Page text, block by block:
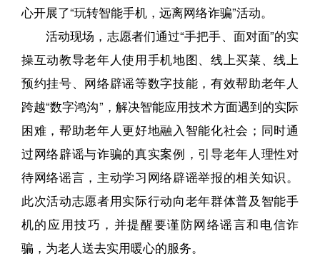
心开展了“玩转智能手机，远离网络诈骗”活动。
活动现场，志愿者们通过“手把手、面对面”的实
操互动教导老年人使用手机地图、线上买菜、线上
预约挂号、网络辟谣等数字技能，有效帮助老年人
跨越“数字鸿沟”，解决智能应用技术方面遇到的实际
困难，帮助老年人更好地融入智能化社会；同时通
过网络辟谣与诈骗的真实案例，引导老年人理性对
待网络谣言，主动学习网络辟谣举报的相关知识。
此次活动志愿者用实际行动向老年群体普及智能手
机的应用技巧，并提醒要谨防网络谣言和电信诈
骗，为老人送去实用暖心的服务。